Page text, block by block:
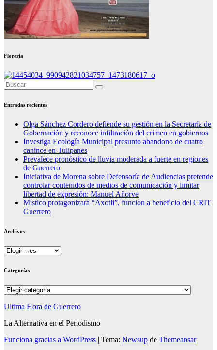
Florería
Entradas recientes
Olga Sánchez Cordero defiende su gestión en la Secretaría de
Gobernación y reconoce infiltración del crimen en gobiernos
Investiga Ecología Municipal presunto abandono de cuatro
caninos en Tulipanes
Prevalece pronóstico de lluvia moderada a fuerte en regiones
de Guerrero
Iniciativa de Morena sobre Defensoría de Audiencias pretende
controlar contenidos de medios de comunicación y limitar
libertad de expresión: Manuel Añorve
Místico protagonizará “Axotli”, función a beneficio del CRIT
Guerrero
Archivos
Archivos
Categorías
Categorías
Ultima Hora de Guerrero
La Alternativa en el Periodismo
Funciona gracias a WordPress | Tema: Newsup de Themeansar